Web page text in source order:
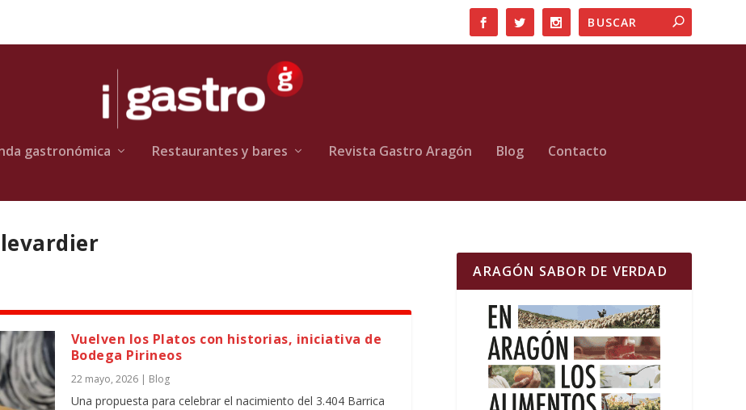
gastronómica Restaurantes y bares Revista Gastro Aragón Blog Contacto
Vuelven los Platos con historias, iniciativa de
Bodega Pirineos
22 mayo, 2026| Blog
Una propuesta para celebrar el nacimiento del 3.404 Barrica
ARAGÓN SABOR DE VERDAD